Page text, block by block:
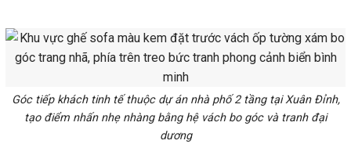
Góc tiếp khách tinh tế thuộc dự án nhà phố 2 tầng tại Xuân Đỉnh,
tạo điểm nhấn nhẹ nhàng bằng hệ vách bo góc và tranh đại
dương